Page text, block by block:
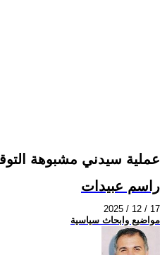
عملية سيدني مشبوهة
راسم عبيدات
2025 / 12 / 17
مواضيع وابحاث سياسية